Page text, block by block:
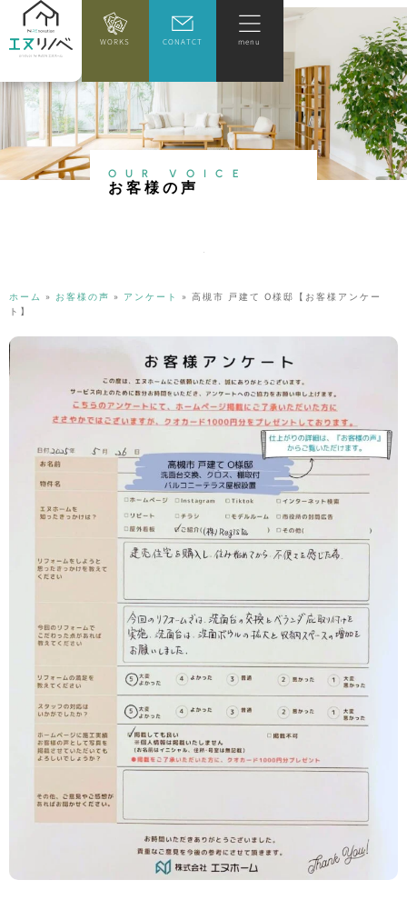
WORKS CONATCT menu
OUR VOICE
お 客 様 の 声
ホーム » お客様の声 » アンケート » 高槻市 戸建て O様邸【お客様アンケー
ト】